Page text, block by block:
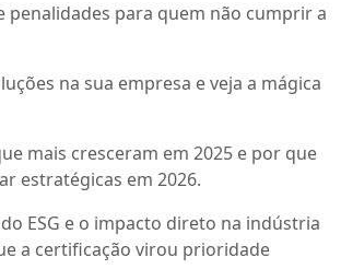
penalidades para quem não cumprir a
na sua empresa e veja a mágica
mais cresceram em 2025 e por que
estratégicas em 2026.
ESG e o impacto direto na indústria
a certificação virou prioridade